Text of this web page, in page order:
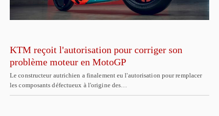
KTM reçoit l'autorisation pour corriger son
problème moteur en MotoGP
Le constructeur autrichien a finalement eu l'autorisation pour remplacer
les composants défectueux à l'origine des…